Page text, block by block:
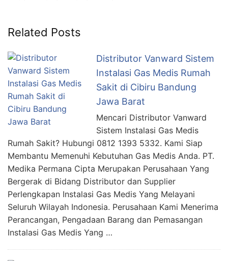
Related Posts
Distributor Vanward Sistem
Instalasi Gas Medis Rumah
Sakit di Cibiru Bandung
Jawa Barat
Mencari Distributor Vanward
Sistem Instalasi Gas Medis
Rumah Sakit? Hubungi 0812 1393 5332. Kami Siap
Membantu Memenuhi Kebutuhan Gas Medis Anda. PT.
Medika Permana Cipta Merupakan Perusahaan Yang
Bergerak di Bidang Distributor dan Supplier
Perlengkapan Instalasi Gas Medis Yang Melayani
Seluruh Wilayah Indonesia. Perusahaan Kami Menerima
Perancangan, Pengadaan Barang dan Pemasangan
Instalasi Gas Medis Yang …